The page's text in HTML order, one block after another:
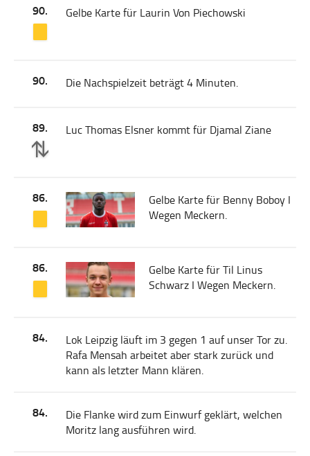
90. Gelbe Karte für Laurin Von Piechowski
90. Die Nachspielzeit beträgt 4 Minuten.
89. Luc Thomas Elsner kommt für Djamal Ziane
86.
Gelbe Karte für Benny Boboy I
Wegen Meckern.
86.
Gelbe Karte für Til Linus
Schwarz I Wegen Meckern.
84.
Lok Leipzig läuft im 3 gegen 1 auf unser Tor zu.
Rafa Mensah arbeitet aber stark zurück und
kann als letzter Mann klären.
84.
Die Flanke wird zum Einwurf geklärt, welchen
Moritz lang ausführen wird.